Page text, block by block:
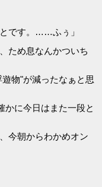
です。……ふぅ」
ため息なんかついち
物"が減ったなぁと思
に今日はまた一段と
今朝からわかめオン